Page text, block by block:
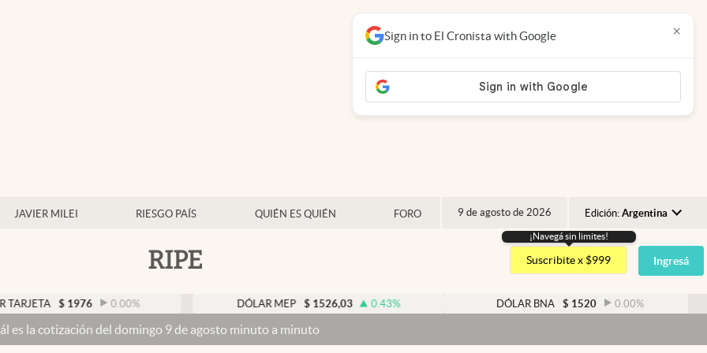
JAVIER MILEI RIESGO PAÍS QUIÉN ES QUIÉN FORO 9 de agosto de 2026 Edición: Argentina
Argentina
España
USA
RIPE
¡Navegá sin limites!
Suscribite x $999 Ingresá
$ 1976 0.00% DÓLAR MEP $ 1526,03 0.43% DÓLAR BNA $ 1520 0.00%
del domingo 9 de agosto minuto a minuto
Sign in to El Cronista with Google ×